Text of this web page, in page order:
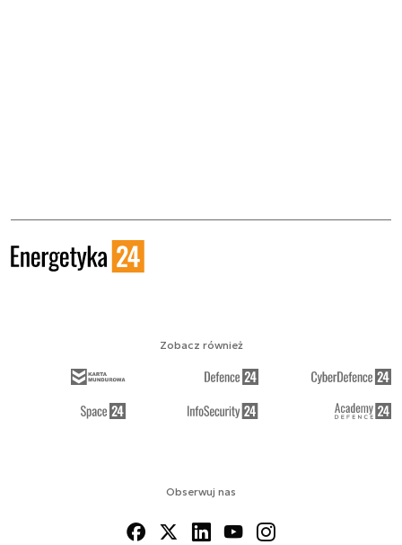
Obserwuj nas
Zobacz również